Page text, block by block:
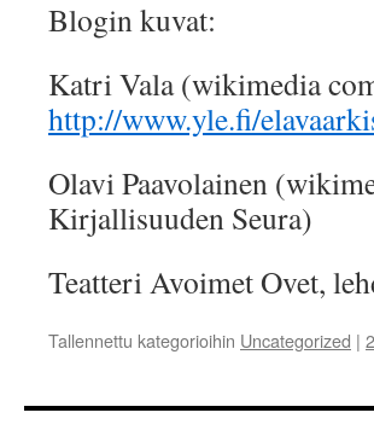
Blogin kuvat:
Katri Vala (wikimedia
http://www.yle.fi/
Olavi Paavolainen
Kirjallisuuden Seura)
Teatteri Avoimet Ovet,
Tallennettu kategorioihin Uncategorized |